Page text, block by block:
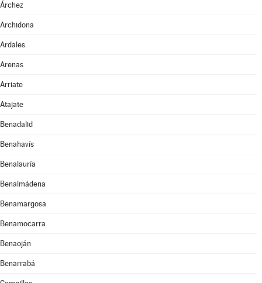
Árchez
Archidona
Ardales
Arenas
Arriate
Atajate
Benadalid
Benahavís
Benalauría
Benalmádena
Benamargosa
Benamocarra
Benaoján
Benarrabá